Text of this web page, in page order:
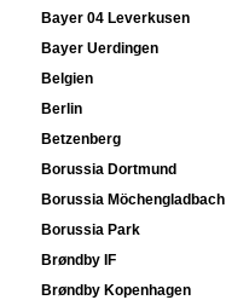
Bayer 04 Leverkusen
Bayer Uerdingen
Belgien
Berlin
Betzenberg
Borussia Dortmund
Borussia Möchengladbach
Borussia Park
Brøndby IF
Brøndby Kopenhagen